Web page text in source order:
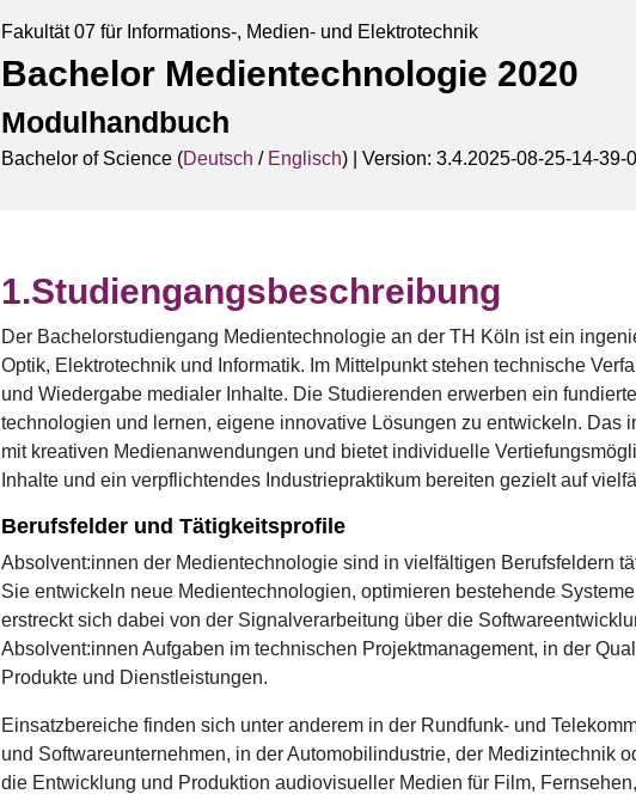
Fakultät 07 für Informations-, Medien- und Elektrotechnik
Bachelor Medientechnologie 2020
Modulhandbuch
Bachelor of Science (Deutsch / Englisch) | Version: 3.4.2025-08-25-14-39-
Studiengangsbeschreibung
Der Bachelorstudiengang Medientechnologie an der TH Köln ist ein
Optik, Elektrotechnik und Informatik. Im Mittelpunkt stehen technische
und Wiedergabe medialer Inhalte. Die Studierenden erwerben ein
technologien und lernen, eigene innovative Lösungen zu entwickeln.
mit kreativen Medienanwendungen und bietet individuelle
Inhalte und ein verpflichtendes Industriepraktikum bereiten gezielt auf
Berufsfelder und Tätigkeitsprofile
Absolvent:innen der Medientechnologie sind in vielfältigen Berufsfeldern
Sie entwickeln neue Medientechnologien, optimieren bestehende
erstreckt sich dabei von der Signalverarbeitung über die
Absolvent:innen Aufgaben im technischen Projektmanagement, in der
Produkte und Dienstleistungen.
Einsatzbereiche finden sich unter anderem in der Rundfunk- und
und Softwareunternehmen, in der Automobilindustrie, der Medizintechnik
die Entwicklung und Produktion audiovisueller Medien für Film,